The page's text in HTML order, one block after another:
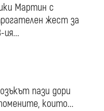
Мартин с
жест за
ия...
пази дори
които...